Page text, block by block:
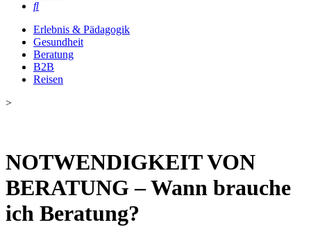
Erlebnis & Pädagogik
Gesundheit
Beratung
B2B
Reisen
>
NOTWENDIGKEIT VON
BERATUNG – Wann brauche
ich Beratung?